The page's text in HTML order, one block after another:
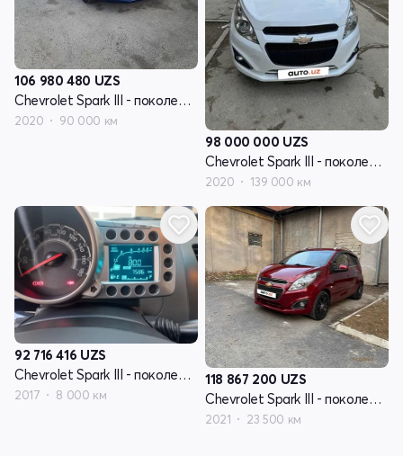
106 980 480 UZS
Chevrolet Spark III - поколение
2020 90 000 км
98 000 000 UZS
Chevrolet Spark III - поколение
2020 139 000 км
92 716 416 UZS
Chevrolet Spark III - поколение
2017 8 000 км
118 867 200 UZS
Chevrolet Spark III - поколение
2021 23 500 км